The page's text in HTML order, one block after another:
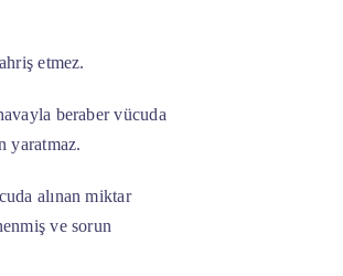
etmez.
beraber vücuda
yaratmaz.
alınan miktar
ve sorun